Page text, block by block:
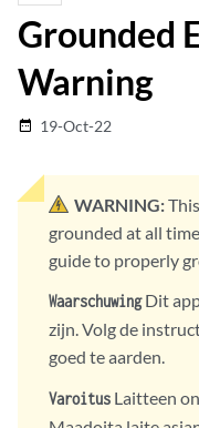
Grounded
Warning
date_range 19-Oct-22
WARNING:
grounded at all
guide to properly
WaarschuwingDit
zijn. Volg de
goed te aarden.
Varoitus Laitteen